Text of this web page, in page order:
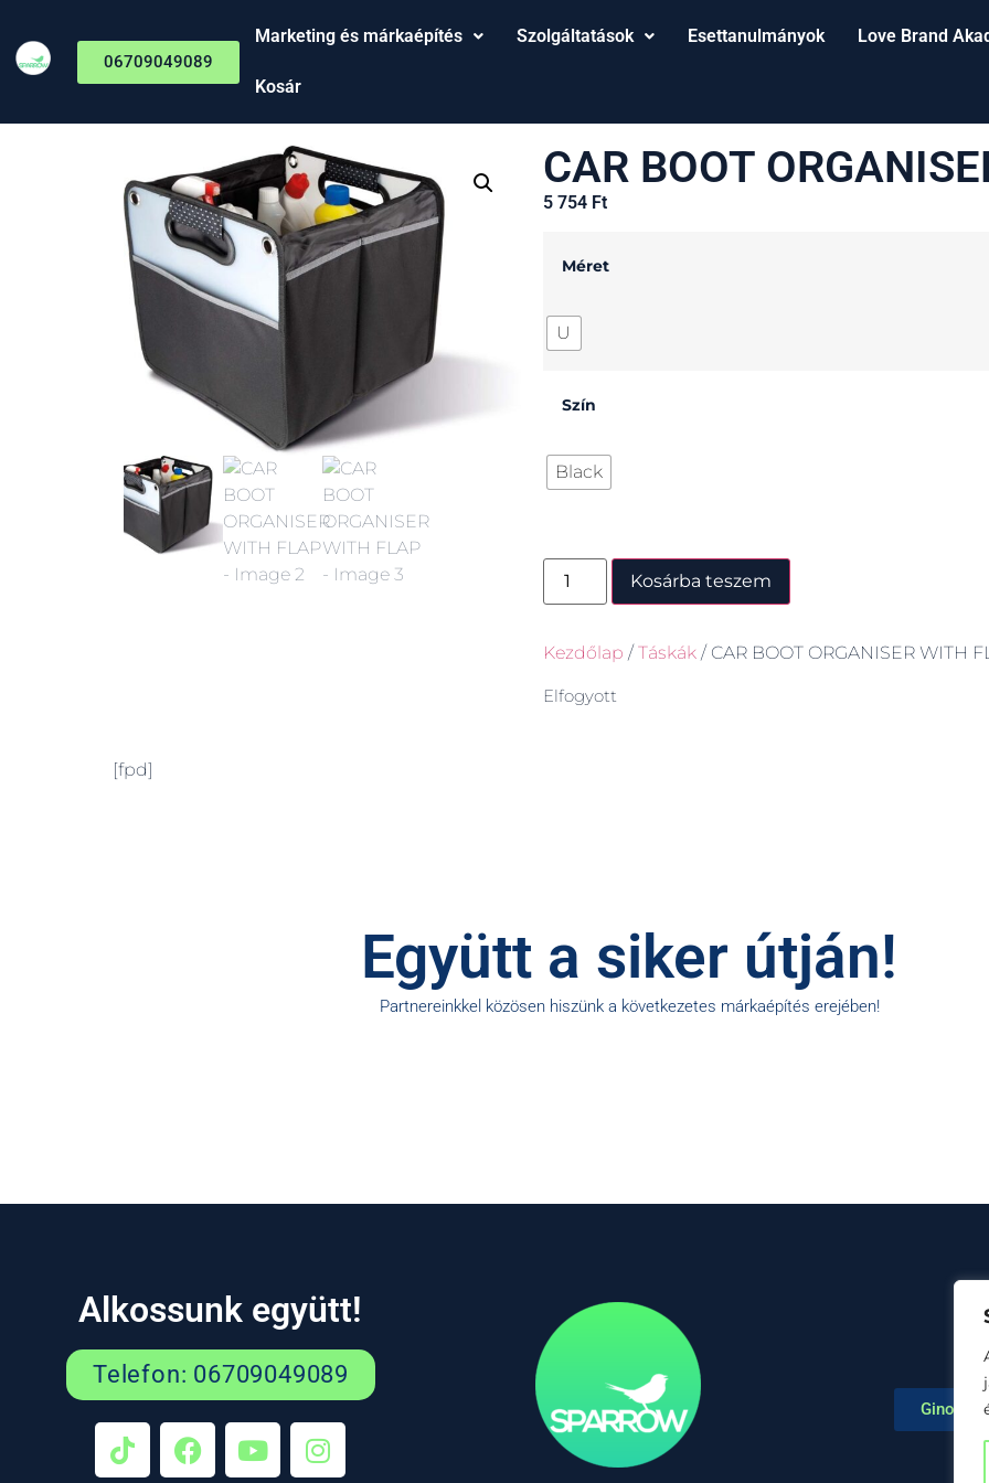
06709049089
Marketing és márkaépítés Szolgáltatások Esettanulmányok Love Brand
Kosár
CAR BOOT
5 754 Ft
Méret
U
Szín
Black
Kosárba teszem
Kezdőlap /Táskák/ CAR BOOT ORGANISER WITH
Elfogyott
[fpd]
Együtt a siker útján!
Partnereinkkel közösen hiszünk a következetes márkaépítés erejében!
Alkossunk együtt!
Telefon: 06709049089
Ginop